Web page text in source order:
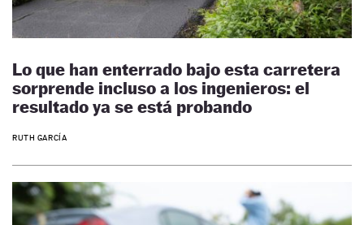
Lo que han enterrado bajo esta carretera
sorprende incluso a los ingenieros: el
resultado ya se está probando
RUTH GARCÍA